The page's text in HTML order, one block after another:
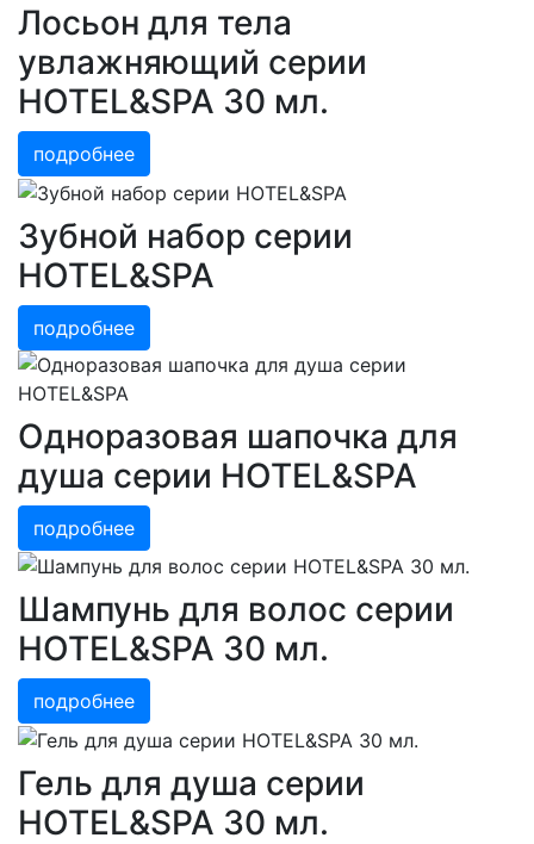
Лосьон для тела
увлажняющий серии
HOTEL&SPA 30 мл.
подробнее
Зубной набор серии
HOTEL&SPA
подробнее
Одноразовая шапочка для
душа серии HOTEL&SPA
подробнее
Шампунь для волос серии
HOTEL&SPA 30 мл.
подробнее
Гель для душа серии
HOTEL&SPA 30 мл.